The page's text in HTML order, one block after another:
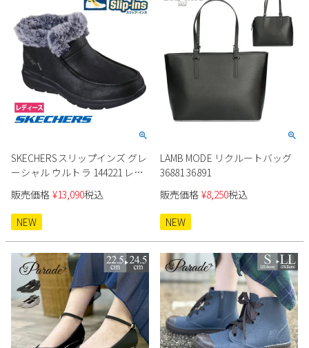
SKECHERSスリップインズ グレ
ーシャル ウルトラ 144221 レデ
ィース
販売価格 ¥13,090税込
NEW
LAMB MODE リクルートバッグ
36881 36891
販売価格 ¥8,250税込
NEW